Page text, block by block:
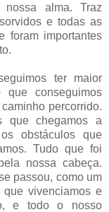
nossa alma. Traz
e todas as
foram importantes
ter maior
conseguimos
percorrido.
que chegamos a
obstáculos que
Tudo que foi
nossa cabeça.
passou, como um
vivenciamos e
e todo o nosso